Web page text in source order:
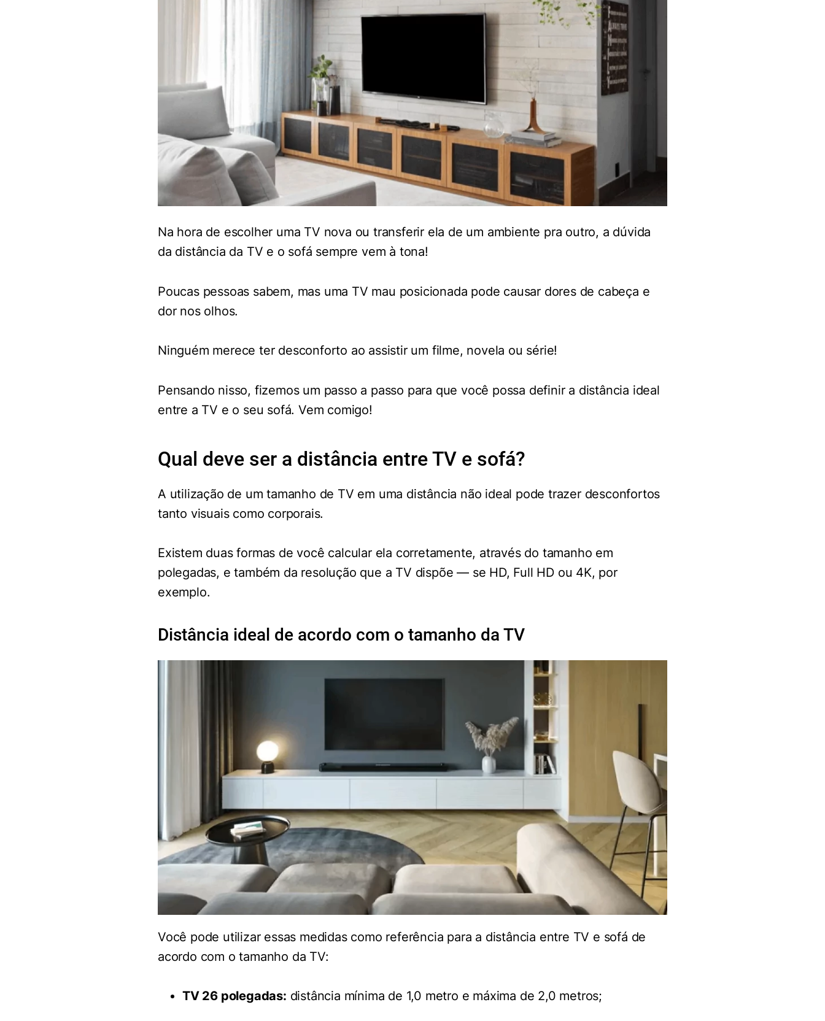
Na hora de escolher uma TV nova ou transferir ela de um ambiente pra outro, a dúvida
da distância da TV e o sofá sempre vem à tona!
Poucas pessoas sabem, mas uma TV mau posicionada pode causar dores de cabeça e
dor nos olhos.
Ninguém merece ter desconforto ao assistir um filme, novela ou série!
Pensando nisso, fizemos um passo a passo para que você possa definir a distância ideal
entre a TV e o seu sofá. Vem comigo!
Qual deve ser a distância entre TV e sofá?
A utilização de um tamanho de TV em uma distância não ideal pode trazer desconfortos
tanto visuais como corporais.
Existem duas formas de você calcular ela corretamente, através do tamanho em
polegadas, e também da resolução que a TV dispõe — se HD, Full HD ou 4K, por
exemplo.
Distância ideal de acordo com o tamanho da TV
Você pode utilizar essas medidas como referência para a distância entre TV e sofá de
acordo com o tamanho da TV:
TV 26 polegadas: distância mínima de 1,0 metro e máxima de 2,0 metros;